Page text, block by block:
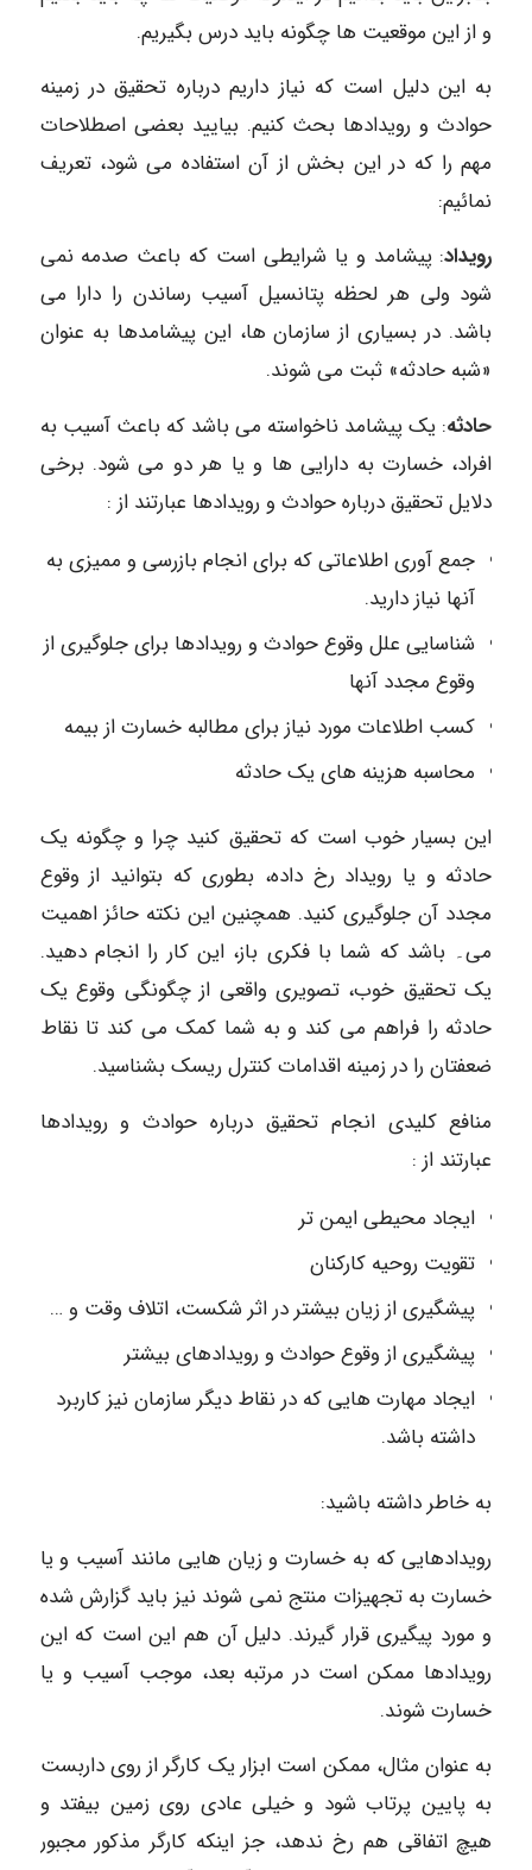
و از این موقعیت ها چگونه باید درس بگیریم.
به این دلیل است که نیاز داریم درباره تحقیق در زمینه
حوادث و رویدادها بحث کنیم. بیایید بعضی اصطلاحات
مهم را که در این بخش از آن استفاده می شود، تعریف
نمائیم:
رویداد: پیشامد و یا شرایطی است که باعث صدمه نمی
شود ولی هر لحظه پتانسیل آسیب رساندن را دارا می
باشد. در بسیاری از سازمان ها، این پیشامدها به عنوان
«شبه حادثه» ثبت می شوند.
حادثه: یک پیشامد ناخواسته می باشد که باعث آسیب به
افراد، خسارت به دارایی ها و یا هر دو می شود. برخی
دلایل تحقیق درباره حوادث و رویدادها عبارتند از :
جمع آوری اطلاعاتی که برای انجام بازرسی و ممیزی به
آنها نیاز دارید.
شناسایی علل وقوع حوادث و رویدادها برای جلوگیری از
وقوع مجدد آنها
کسب اطلاعات مورد نیاز برای مطالبه خسارت از بیمه
محاسبه هزینه های یک حادثه
این بسیار خوب است که تحقیق کنید چرا و چگونه یک
حادثه و یا رویداد رخ داده، بطوری که بتوانید از وقوع
مجدد آن جلوگیری کنید. همچنین این نکته حائز اهمیت
می۔ باشد که شما با فکری باز، این کار را انجام دهید.
یک تحقیق خوب، تصویری واقعی از چگونگی وقوع یک
حادثه را فراهم می کند و به شما کمک می کند تا نقاط
ضعفتان را در زمینه اقدامات کنترل ریسک بشناسید.
منافع کلیدی انجام تحقیق درباره حوادث و رویدادها
عبارتند از :
ایجاد محیطی ایمن تر
تقویت روحیه کارکنان
پیشگیری از زیان بیشتر در اثر شکست، اتلاف وقت و …
پیشگیری از وقوع حوادث و رویدادهای بیشتر
ایجاد مهارت هایی که در نقاط دیگر سازمان نیز کاربرد
داشته باشد.
به خاطر داشته باشید:
رویدادهایی که به خسارت و زیان هایی مانند آسیب و یا
خسارت به تجهیزات منتج نمی شوند نیز باید گزارش شده
و مورد پیگیری قرار گیرند. دلیل آن هم این است که این
رویدادها ممکن است در مرتبه بعد، موجب آسیب و یا
خسارت شوند.
به عنوان مثال، ممکن است ابزار یک کارگر از روی داربست
به پایین پرتاب شود و خیلی عادی روی زمین بیفتد و
هیچ اتفاقی هم رخ ندهد، جز اینکه کارگر مذکور مجبور